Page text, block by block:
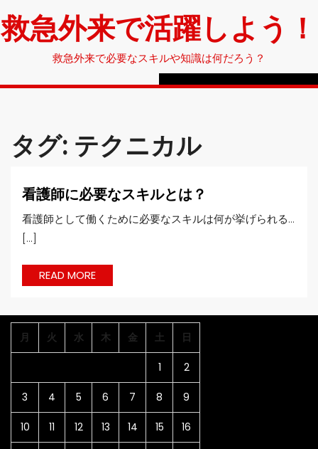
to
content
救急外来で活躍しよう！
救急外来で必要なスキルや知識は何だろう？
タグ: テクニカル
看護師に必要なスキルとは？
護
師
ス
看護師として働くために必要なスキルは何が挙げられる…
[...]
READ MOREREAD
MORE
月 火 水 木 金 土 日
1 2
3 4 5 6 7 8 9
10 11 12 13 14 15 16